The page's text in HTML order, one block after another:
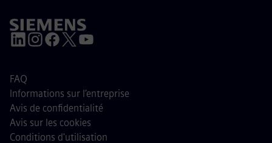
FAQ
Informations sur l’entreprise
Avis de confidentialité
Avis sur les cookies
Conditions d'utilisation